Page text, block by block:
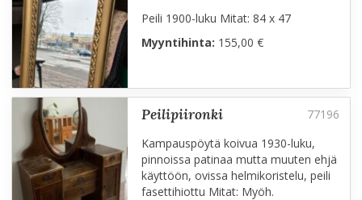
Peili 1900-luku Mitat: 84 x 47
Myyntihinta: 155,00 €
peilipiironki
Kampauspöytä koivua 1930-luku,
pinnoissa patinaa mutta muuten ehjä
käyttöön, ovissa helmikoristelu, peili
fasettihiottu Mitat: Myöh.